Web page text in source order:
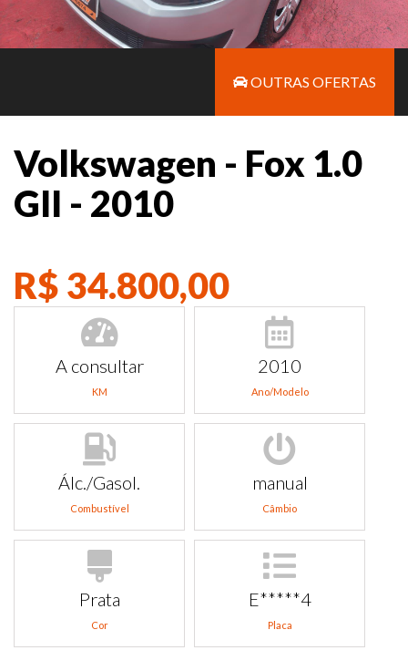
OUTRAS OFERTAS
Volkswagen - Fox 1.0
GII - 2010
R$ 34.800,00
A consultar
KM
2010
Ano/Modelo
Álc./Gasol.
Combustível
manual
Câmbio
Prata
Cor
E*****4
Placa